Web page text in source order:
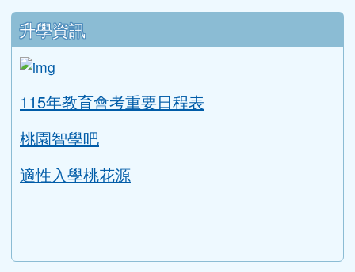
升學資訊
ink to https://tyc.entry.edu.tw/NoExamImitate_TL/
115年教育會考重要日程表
桃園智學吧
適性入學桃花源